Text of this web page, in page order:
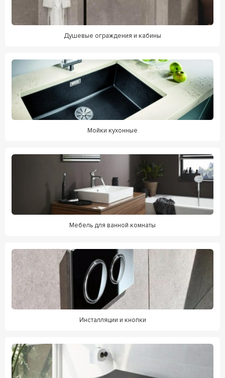
Душевые ограждения и кабины
Мойки кухонные
Мебель для ванной комнаты
Инсталляции и кнопки